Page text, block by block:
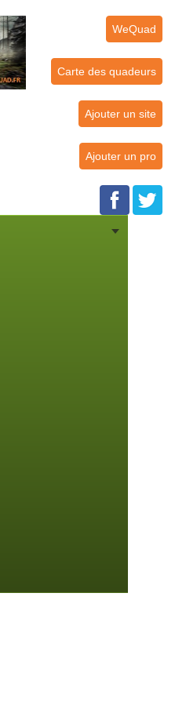
WeQuad
Carte des quadeurs
Ajouter un site
Ajouter un pro